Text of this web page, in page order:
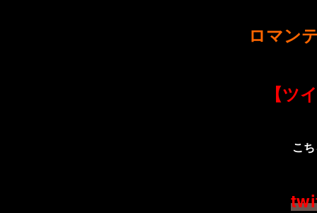
ロマン
【ツ
こ